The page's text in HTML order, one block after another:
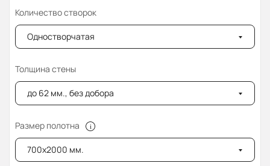
Количество створок
Одностворчатая
Толщина стены
до 62 мм., без добора
Размер полотна
700x2000 мм.